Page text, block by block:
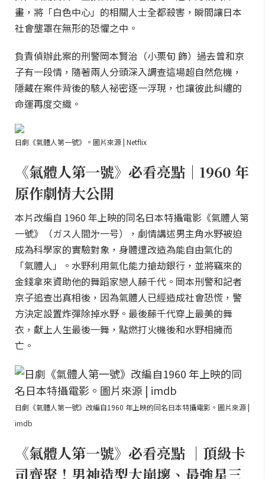
畫，將「白色中心」的相關人士全都殺害，瞬間讓日本
社會壟罩在無形的恐懼之中。
負責偵辦此案的刑警岡本賢治（小栗旬 飾）過去曾和京
子有一段情，隨著兩人分頭深入調查這場超自然危機，
隱藏在案件背後的駭人祕密逐一浮現，也讓彼此糾纏的
命運再度交織。
日劇《氣體人第一號》。圖片來源 | Netflix
《氣體人第一號》必看亮點｜1960 年
原作劇情大公開
本片改編自 1960 年上映的同名日本特攝電影《氣體人第
一號》（ガス人間㐧一号），劇情講述男主角水野被迫
成為科學家的實驗對象，身體遭改造為能自由氣化的
「氣體人」。水野利用氣化能力搶劫銀行，並將竊來的
金錢拿來資助他的舞蹈家戀人藤千代。岡本刑警和記者
京子追查出真相後，因為氣體人已經造成社會恐慌，警
方決定設置炸彈除掉水野。最後藤千代穿上最美的舞
衣，獻上人生最後一舞，點燃打火機後和水野相擁而
亡。
日劇《氣體人第一號》改編自1960 年上映的同名日本特攝電影。圖片來源 |
imdb
《氣體人第一號》必看亮點 ｜頂級卡
司齊聚！男神造型大崩壞、最強星三